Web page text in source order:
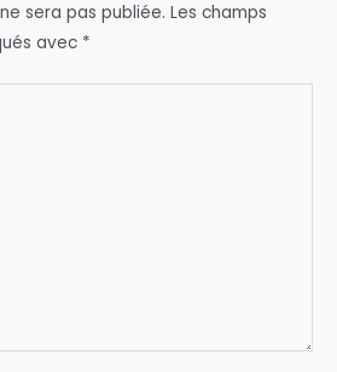
sera pas publiée. Les champs
avec *